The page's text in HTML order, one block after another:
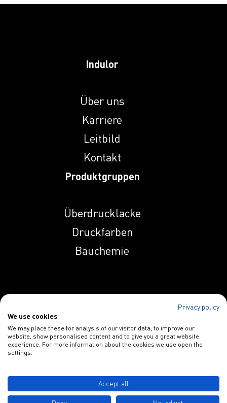
Indulor
Über uns
Karriere
Leitbild
Kontakt
Produktgruppen
Überdrucklacke
Druckfarben
Bauchemie
Holzveredelung
Additive
Spezialitäten
Privacy policy
We use cookies
We may place these for analysis of our visitor data, to improve our
website, show personalised content and to give you a great website
experience. For more information about the cookies we use open the
settings.
Accept all